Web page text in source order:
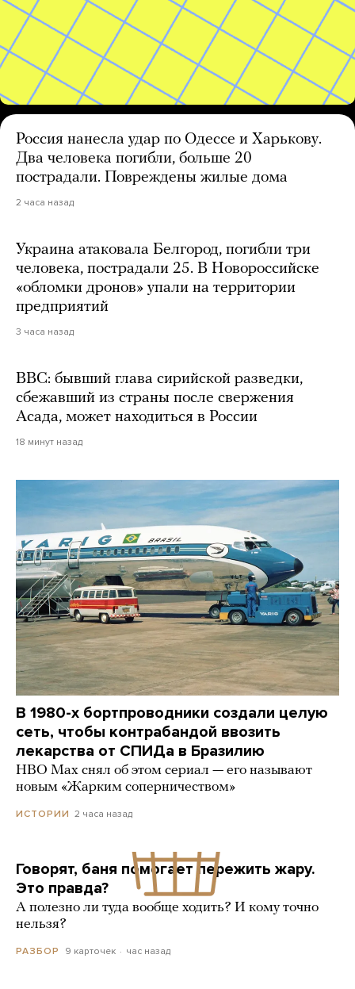
Россия нанесла удар по Одессе и Харькову.
Два человека погибли, больше 20
пострадали. Повреждены жилые дома
2 часа назад
Украина атаковала Белгород, погибли три
человека, пострадали 25. В Новороссийске
«обломки дронов» упали на территории
предприятий
3 часа назад
BBC: бывший глава сирийской разведки,
сбежавший из страны после свержения
Асада, может находиться в России
18 минут назад
В 1980-х бортпроводники создали целую
сеть, чтобы контрабандой ввозить
лекарства от СПИДа в Бразилию
HBO Max снял об этом сериал — его называют
новым «Жарким соперничеством»
ИСТОРИИ 2 часа назад
Говорят, баня помогает пережить жару.
Это правда?
А полезно ли туда вообще ходить? И кому точно
нельзя?
РАЗБОР 9 карточек час назад